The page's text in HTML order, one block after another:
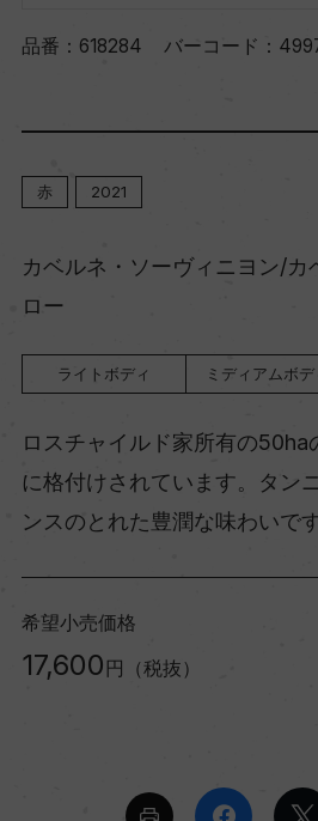
品番： 618284 バーコード：
赤 2021
カベルネ・ソーヴィニヨン/
ロー
ライトボディ ミディアムボデ
ロスチャイルド家所有の50ha
に格付けされています。タン
ンスのとれた豊潤な味わいです
希望小売価格
17,600 円（税抜）